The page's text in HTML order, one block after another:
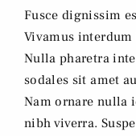
Fusce dignissim
Vivamus
Nulla pharetra
sodales sit amet
Nam ornare nulla
nibh viverra.